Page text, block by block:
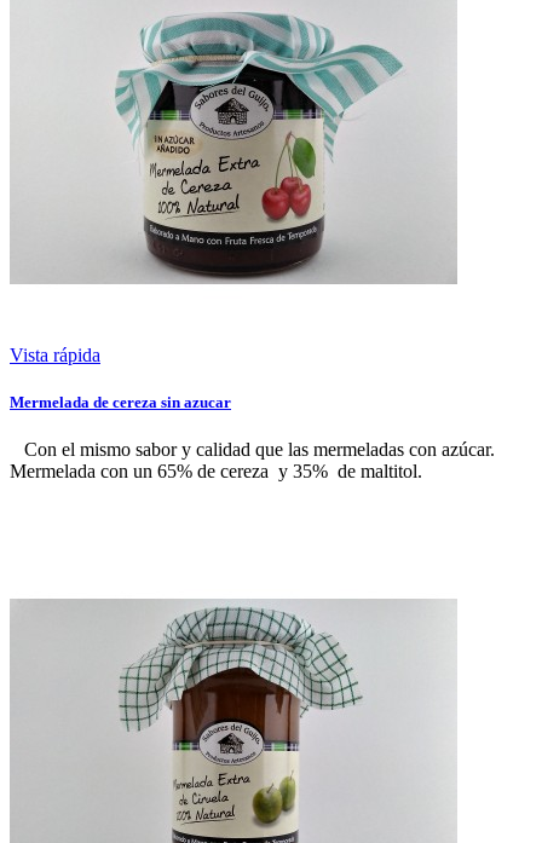
Vista rápida
Mermelada de cereza sin azucar
Con el mismo sabor y calidad que las mermeladas con azúcar.
Mermelada con un 65% de cereza y 35% de maltitol.